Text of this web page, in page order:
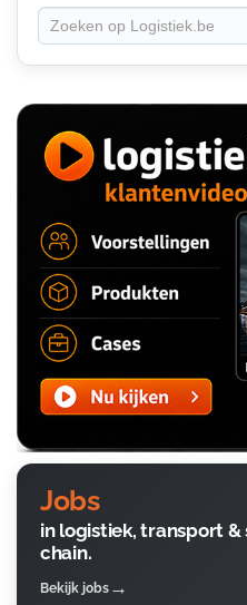
Jobs
in logistiek, transport &
chain.
Bekijk jobs